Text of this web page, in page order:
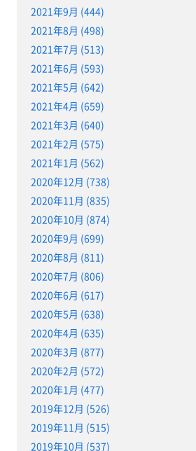
2021年9月 (444)
2021年8月 (498)
2021年7月 (513)
2021年6月 (593)
2021年5月 (642)
2021年4月 (659)
2021年3月 (640)
2021年2月 (575)
2021年1月 (562)
2020年12月 (738)
2020年11月 (835)
2020年10月 (874)
2020年9月 (699)
2020年8月 (811)
2020年7月 (806)
2020年6月 (617)
2020年5月 (638)
2020年4月 (635)
2020年3月 (877)
2020年2月 (572)
2020年1月 (477)
2019年12月 (526)
2019年11月 (515)
2019年10月 (537)